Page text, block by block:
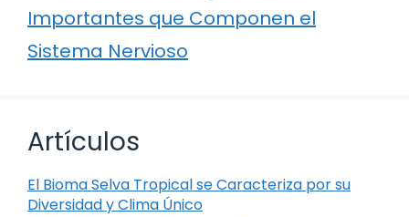
Importantes que Componen el
Sistema Nervioso
Artículos
El Bioma Selva Tropical se Caracteriza por su
Diversidad y Clima Único